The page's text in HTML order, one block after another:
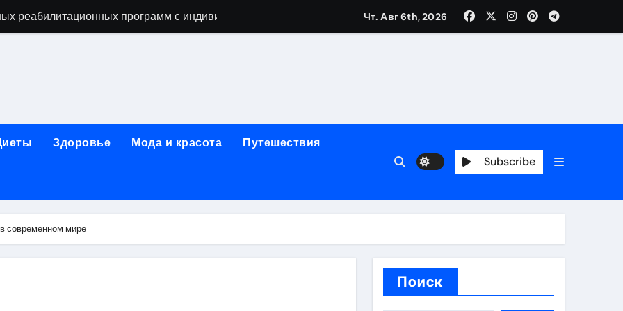
реабилитационных программ с индивидуальным подходом
обращения при острой боли в почках и задержке мочеиспускания
полное руководство 2026
гипноз, вшивание, двойной блок, анонимность и долгосрочная защита
за 5 минут без верификации и без участия банков с пополнением в USDT
Чт. Авг 6th, 2026
Здоровье Мода и красота Путешествия
Subscribe
современном мире
Поиск